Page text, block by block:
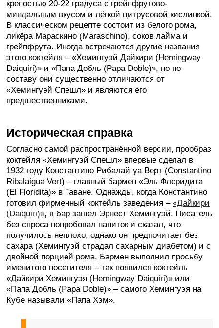
крепостью 20-22 градуса с грейпфрутово-
миндальным вкусом и лёгкой цитрусовой кислинкой.
В классическом рецепте состоит из белого рома,
ликёра Мараскино (Maraschino), соков лайма и
грейпфрута. Иногда встречаются другие названия
этого коктейля – «Хемингуэй Дайкири (Hemingway
Daiquiri)» и «Папа Добль (Papa Doble)», но по
составу они существенно отличаются от
«Хемингуэй Спешл» и являются его
предшественниками.
Историческая справка
Согласно самой распространённой версии, прообраз
коктейля «Хемингуэй Спешл» впервые сделал в
1932 году Константино Рибалайгуа Верт (Constantino
Ribalaigua Vert) – главный бармен «Эль Флоридита
(El Floridita)» в Гаване. Однажды, когда Константино
готовил фирменный коктейль заведения –«Дайкири
(Daiquiri)», в бар зашёл Эрнест Хемингуэй. Писатель
без спроса попробовал напиток и сказал, что
получилось неплохо, однако он предпочитает без
сахара (Хемингуэй страдал сахарным диабетом) и с
двойной порцией рома. Бармен выполнил просьбу
именитого посетителя – так появился коктейль
«Дайкири Хемингуэя (Hemingway Daiquiri)» или
«Папа Добль (Papa Doble)» – самого Хемингуэя на
Кубе называли «Папа Хэм».